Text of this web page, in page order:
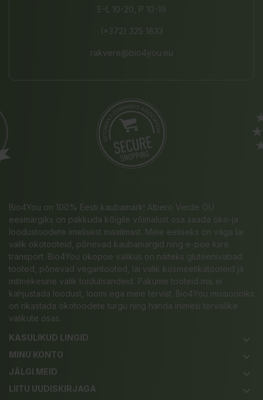
E-L 10-20, P 10-19
(+372) 325 1833
rakvere@bio4you.eu
Bio4You on 100% Eesti kaubamärk! Albero Verde OÜ
eesmärgiks on pakkuda kõigile võimalust osa saada öko-ja
loodustoodete imelisest maailmast. Meie eeliseks on väga lai
valik ökotooteid, põnevad kaubamärgid ning e-poe kiire
transport. Bio4You ökopoe valikus on näiteks gluteenivabad
tooted, põnevad vegantooted, lai valik kosmeetikatooteid ja
mitmekesine valik toidulisandeid. Pakume tooteid mis ei
kahjustada loodust, loomi ega meie tervist. Bio4You missiooniks
on rikastada ökotoodete turgu ning harida inimesi tervislike
valikute osas.
KASULIKUD LINGID
keyboard_arrow_down
MINU KONTO keyboard_arrow_down
JÄLGI MEID keyboard_arrow_down
LIITU UUDISKIRJAGA keyboard_arrow_down